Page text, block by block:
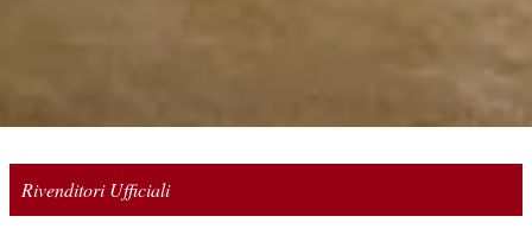
Rivenditori Ufficiali